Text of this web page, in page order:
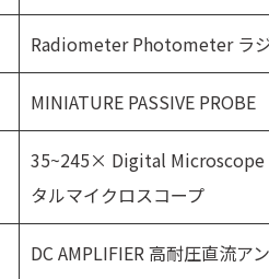
Radiometer Photometer ラ
MINIATURE PASSIVE PROBE
35~245× Digital Microscope
タルマイクロスコープ
DC AMPLIFIER 高耐圧直流ア